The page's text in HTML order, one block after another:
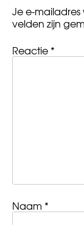
Je e-
velden zijn
Reactie *
Naam *